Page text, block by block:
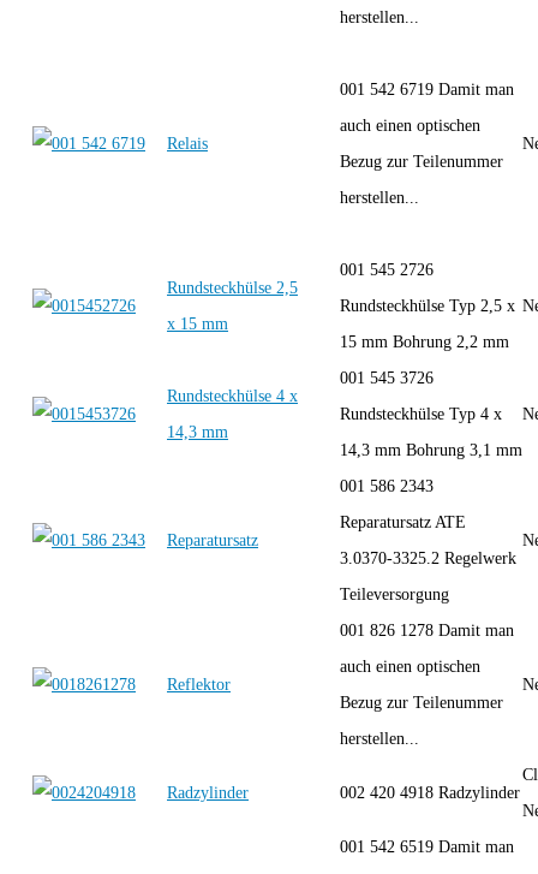
herstellen...
Relais
001 542 6719 Damit man
auch einen optischen
Bezug zur Teilenummer
herstellen...
Rundsteckhülse 2,5
x 15 mm
001 545 2726
Rundsteckhülse Typ 2,5 x
15 mm Bohrung 2,2 mm
Rundsteckhülse 4 x
14,3 mm
001 545 3726
Rundsteckhülse Typ 4 x
14,3 mm Bohrung 3,1 mm
Reparatursatz
001 586 2343
Reparatursatz ATE
3.0370-3325.2 Regelwerk
Teileversorgung
Reflektor
001 826 1278 Damit man
auch einen optischen
Bezug zur Teilenummer
herstellen...
Radzylinder 002 420 4918 Radzylinder
001 542 6519 Damit man